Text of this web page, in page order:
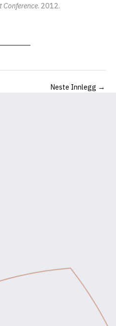
. 2012.
Neste Innlegg →